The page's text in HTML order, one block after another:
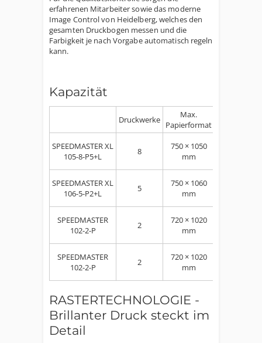
erfahrenen Mitarbeiter sowie das moderne
Image Control von Heidelberg, welches den
gesamten Druckbogen messen und die
Farbigkeit je nach Vorgabe automatisch regeln
kann.
Kapazität
Druckwerke
Max.
Papierformat
SPEEDMASTER XL
105-8-P5+L
8
750 × 1050
mm
SPEEDMASTER XL
106-5-P2+L
5
750 × 1060
mm
SPEEDMASTER
102-2-P
2
720 × 1020
mm
SPEEDMASTER
102-2-P
2
720 × 1020
mm
RASTERTECHNOLOGIE -
Brillanter Druck steckt im
Detail